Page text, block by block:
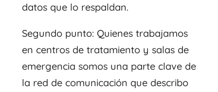
datos que lo respaldan.
Segundo punto: Quienes trabajamos
en centros de tratamiento y salas de
emergencia somos una parte clave de
la red de comunicación que describo